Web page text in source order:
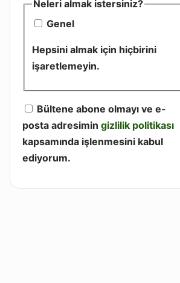
Genel
Hepsini almak için hiçbirini
işaretlemeyin.
Bültene abone olmayı ve e-
posta adresimin
gizlilik politikası
kapsamında işlenmesini kabul
ediyorum.